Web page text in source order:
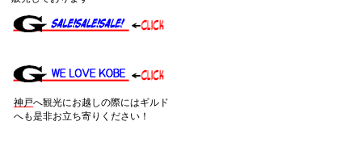
神戸へ観光にお越しの際にはギルド
へも是非お立ち寄りください！